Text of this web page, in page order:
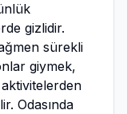
gizlidir.
sürekli
giymek,
Odasında